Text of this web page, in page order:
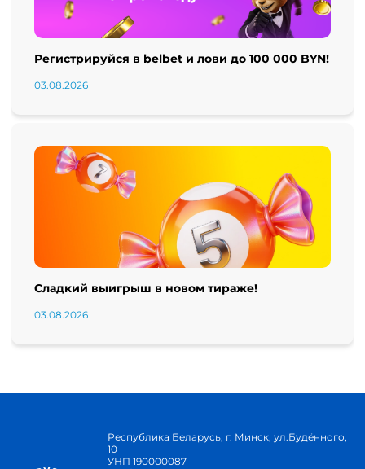
Регистрируйся в belbet и лови до 100 000 BYN!
03.08.2026
Сладкий выигрыш в новом тираже!
03.08.2026
Республика Беларусь, г. Минск, ул.Будённого,
10
УНП 190000087